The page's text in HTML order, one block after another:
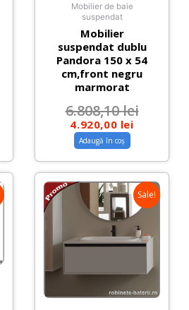
Mobilier de baie
suspendat
Mobilier
suspendat dublu
Pandora 150 x 54
cm,front negru
marmorat
6.808,10lei
4.920,00 lei
Adaugă în coș
Sale!